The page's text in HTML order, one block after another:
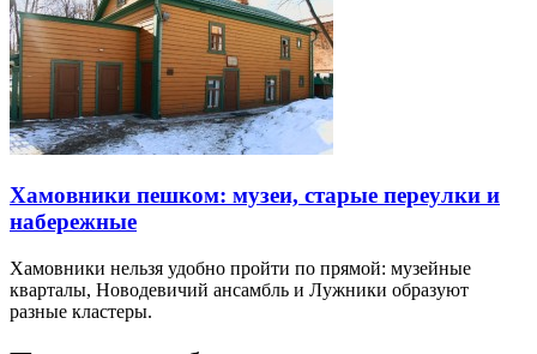
Хамовники пешком: музеи, старые переулки и
набережные
Хамовники нельзя удобно пройти по прямой: музейные
кварталы, Новодевичий ансамбль и Лужники образуют
разные кластеры.